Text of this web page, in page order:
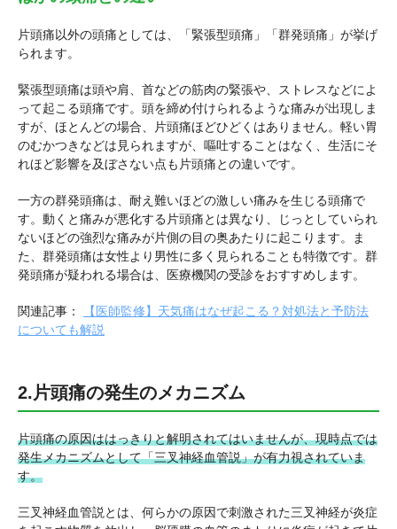
片頭痛以外の頭痛としては、「緊張型頭痛」「群発頭痛」が挙げ
られます。
緊張型頭痛は頭や肩、首などの筋肉の緊張や、ストレスなどによ
って起こる頭痛です。頭を締め付けられるような痛みが出現しま
すが、ほとんどの場合、片頭痛ほどひどくはありません。軽い胃
のむかつきなどは見られますが、嘔吐することはなく、生活にそ
れほど影響を及ぼさない点も片頭痛との違いです。
一方の群発頭痛は、耐え難いほどの激しい痛みを生じる頭痛で
す。動くと痛みが悪化する片頭痛とは異なり、じっとしていられ
ないほどの強烈な痛みが片側の目の奥あたりに起こります。ま
た、群発頭痛は女性より男性に多く見られることも特徴です。群
発頭痛が疑われる場合は、医療機関の受診をおすすめします。
関連記事：
【医師監修】天気痛はなぜ起こる？対処法と予防法
についても解説
2.片頭痛の発生のメカニズム
片頭痛の原因ははっきりと解明されてはいませんが、現時点では
発生メカニズムとして「三叉神経血管説」が有力視されていま
す。
三叉神経血管説とは、何らかの原因で刺激された三叉神経が炎症